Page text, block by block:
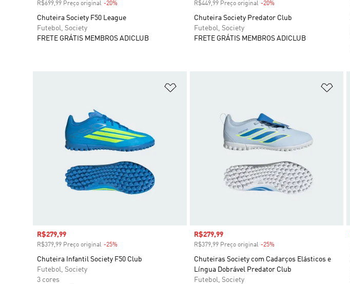
R$699,99 Preço original -20%
Chuteira Society F50 League
Futebol, Society
FRETE GRÁTIS MEMBROS ADICLUB
R$449,99 Preço original -20%Desconto
Chuteira Society Predator Club
Futebol, Society
FRETE GRÁTIS MEMBROS ADICLUB
Preço com desconto
R$279,99
R$379,99 Preço original -25%
Chuteira Infantil Society F50 Club
Futebol, Society
3 cores
Preço com desconto
R$279,99
R$379,99 Preço original -25%Desconto
Chuteiras Society com Cadarços Elásticos e
Língua Dobrável Predator Club
Futebol, Society